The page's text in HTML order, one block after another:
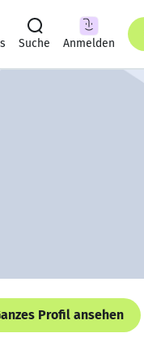
Suche Anmelden
Profil ansehen